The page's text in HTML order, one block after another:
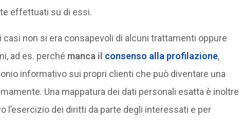
effettuati su di essi.
non si era consapevoli di alcuni trattamenti oppure
ad es. perché manca il consenso alla profilazione,
informativo sui propri clienti che può diventare una
Una mappatura dei dati personali esatta è inoltre
l’esercizio dei diritti da parte degli interessati e per